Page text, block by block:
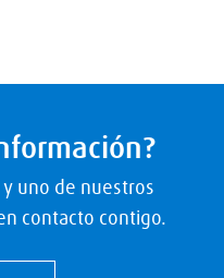
uno de nuestros
contacto contigo.